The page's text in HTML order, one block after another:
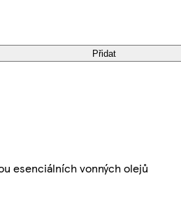
Přidat
esenciálních vonných olejů